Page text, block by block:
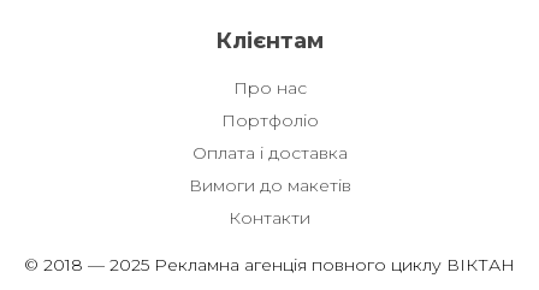
Клієнтам
Про нас
Портфоліо
Оплата і доставка
Вимоги до макетів
Контакти
© 2018 — 2025 Рекламна агенція повного циклу ВІКТАН